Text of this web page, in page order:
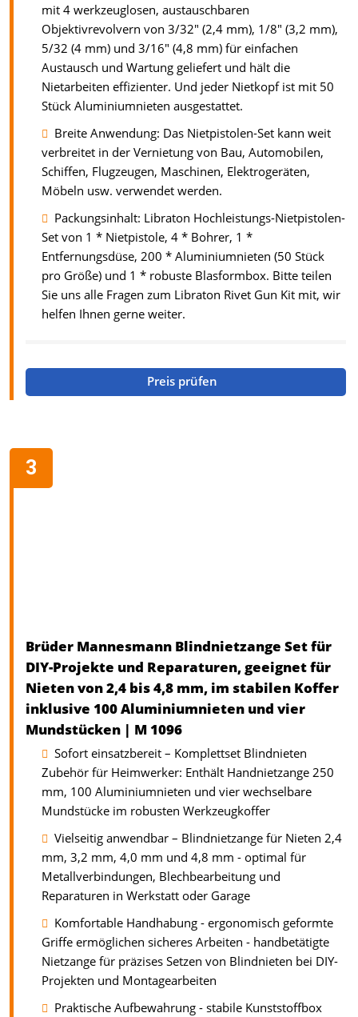
mit 4 werkzeuglosen, austauschbaren
Objektivrevolvern von 3/32" (2,4 mm), 1/8" (3,2 mm),
5/32 (4 mm) und 3/16" (4,8 mm) für einfachen
Austausch und Wartung geliefert und hält die
Nietarbeiten effizienter. Und jeder Nietkopf ist mit 50
Stück Aluminiumnieten ausgestattet.
Breite Anwendung: Das Nietpistolen-Set kann weit
verbreitet in der Vernietung von Bau, Automobilen,
Schiffen, Flugzeugen, Maschinen, Elektrogeräten,
Möbeln usw. verwendet werden.
Packungsinhalt: Libraton Hochleistungs-Nietpistolen-
Set von 1 * Nietpistole, 4 * Bohrer, 1 *
Entfernungsdüse, 200 * Aluminiumnieten (50 Stück
pro Größe) und 1 * robuste Blasformbox. Bitte teilen
Sie uns alle Fragen zum Libraton Rivet Gun Kit mit, wir
helfen Ihnen gerne weiter.
Preis prüfen
Brüder Mannesmann Blindnietzange Set für
DIY-Projekte und Reparaturen, geeignet für
Nieten von 2,4 bis 4,8 mm, im stabilen Koffer
inklusive 100 Aluminiumnieten und vier
Mundstücken | M 1096
Sofort einsatzbereit – Komplettset Blindnieten
Zubehör für Heimwerker: Enthält Handnietzange 250
mm, 100 Aluminiumnieten und vier wechselbare
Mundstücke im robusten Werkzeugkoffer
Vielseitig anwendbar – Blindnietzange für Nieten 2,4
mm, 3,2 mm, 4,0 mm und 4,8 mm - optimal für
Metallverbindungen, Blechbearbeitung und
Reparaturen in Werkstatt oder Garage
Komfortable Handhabung - ergonomisch geformte
Griffe ermöglichen sicheres Arbeiten - handbetätigte
Nietzange für präzises Setzen von Blindnieten bei DIY-
Projekten und Montagearbeiten
Praktische Aufbewahrung - stabile Kunststoffbox